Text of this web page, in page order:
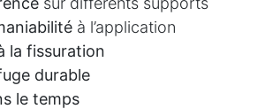
à l’application
la fissuration
durable
le temps